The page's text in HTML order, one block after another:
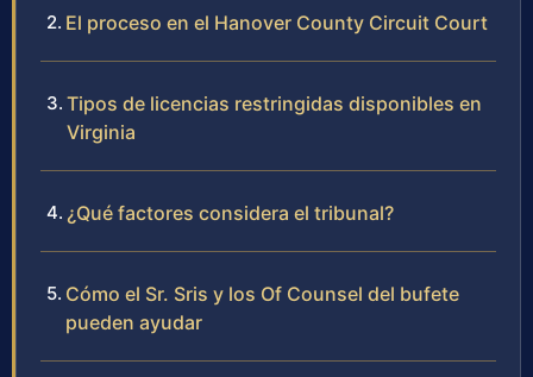
El proceso en el Hanover County Circuit Court
Tipos de licencias restringidas disponibles en
Virginia
¿Qué factores considera el tribunal?
Cómo el Sr. Sris y los Of Counsel del bufete
pueden ayudar